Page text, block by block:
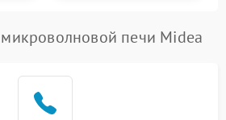
печи Midea